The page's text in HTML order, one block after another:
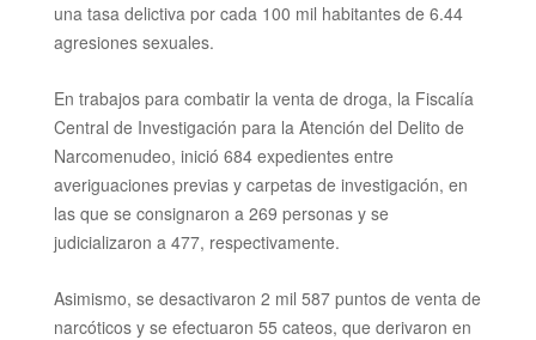
una tasa delictiva por cada 100 mil habitantes de 6.44
agresiones sexuales.
En trabajos para combatir la venta de droga, la Fiscalía
Central de Investigación para la Atención del Delito de
Narcomenudeo, inició 684 expedientes entre
averiguaciones previas y carpetas de investigación, en
las que se consignaron a 269 personas y se
judicializaron a 477, respectivamente.
Asimismo, se desactivaron 2 mil 587 puntos de venta de
narcóticos y se efectuaron 55 cateos, que derivaron en